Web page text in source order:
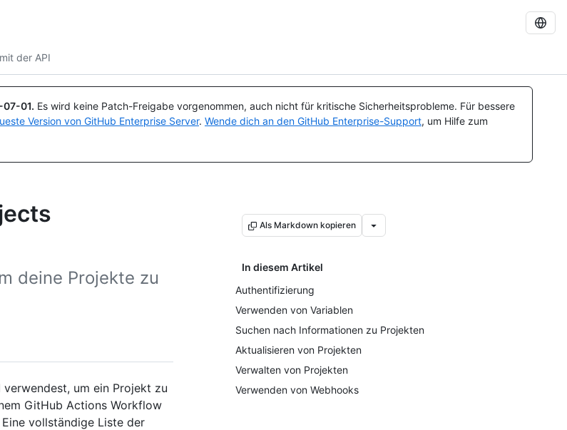
der API
01. Es wird keine Patch-Freigabe vorgenommen, auch nicht für kritische Sicherheitsprobleme. Für bessere
Version von GitHub Enterprise Server. Wende dich an den GitHub Enterprise-Support, um Hilfe zum
deine Projekte zu
Als Markdown kopieren
In diesem Artikel
Authentifizierung
Verwenden von Variablen
Suchen nach Informationen zu Projekten
Aktualisieren von Projekten
Verwalten von Projekten
Verwenden von Webhooks
um ein Projekt zu
GitHub Actions Workflow
Eine vollständige Liste der